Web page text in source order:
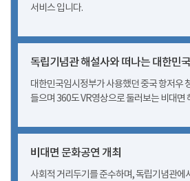
서비스 입니다.
독립기념관 해설사와 떠나는 대한민
대한민국임시정부가 사용했던 중국 항저우
들으며 360도 VR영상으로 둘러보는 비대면
비대면 문화공연 개최
사회적 거리두기를 준수하며, 독립기념관에